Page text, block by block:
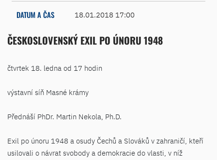
DATUM A ČAS 18.01.2018 17:00
ČESKOSLOVENSKÝ EXIL PO ÚNORU 1948
čtvrtek 18. ledna od 17 hodin
výstavní síň Masné krámy
Přednáší PhDr. Martin Nekola, Ph.D.
Exil po únoru 1948 a osudy Čechů a Slováků v zahraničí, kteří
usilovali o návrat svobody a demokracie do vlasti, v níž